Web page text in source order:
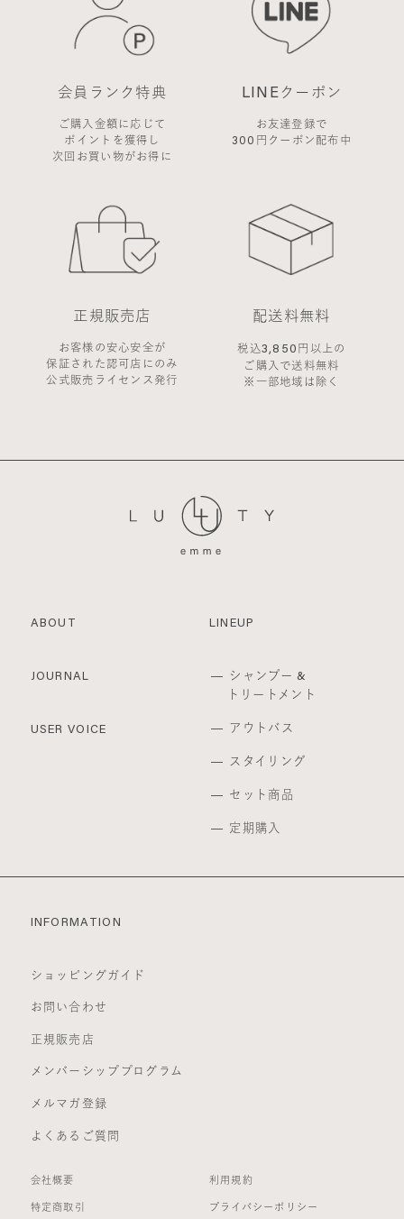
会員ランク特典
ご購入金額に応じて
ポイントを獲得し
次回お買い物がお得に
LINEクーポン
お友達登録で
300円クーポン配布中
正規販売店
お客様の安心安全が
保証された認可店にのみ
公式販売ライセンス発行
配送料無料
税込3,850円以上の
ご購入で送料無料
※一部地域は除く
ABOUT
JOURNAL
USER VOICE
LINEUP
シャンプー &
トリートメント
アウトバス
スタイリング
セット商品
定期購入
INFORMATION
ショッピングガイド
お問い合わせ
正規販売店
メンバーシッププログラム
メルマガ登録
よくあるご質問
会社概要 利用規約
特定商取引 プライバシーポリシー